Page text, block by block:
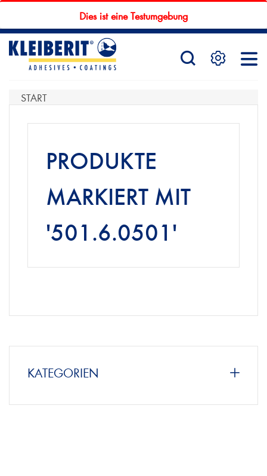
Dies ist eine Testumgebung
STARTSEITE
START
PRODUKTE
MARKIERT MIT
'501.6.0501'
KATEGORIEN